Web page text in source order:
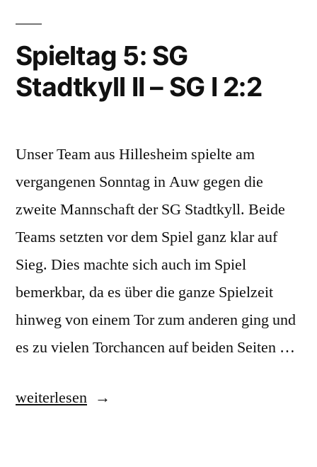
abgesagt
Spieltag 5: SG
Stadtkyll II – SG I 2:2
Unser Team aus Hillesheim spielte am
vergangenen Sonntag in Auw gegen die
zweite Mannschaft der SG Stadtkyll. Beide
Teams setzten vor dem Spiel ganz klar auf
Sieg. Dies machte sich auch im Spiel
bemerkbar, da es über die ganze Spielzeit
hinweg von einem Tor zum anderen ging und
es zu vielen Torchancen auf beiden Seiten …
„Spieltag
weiterlesen